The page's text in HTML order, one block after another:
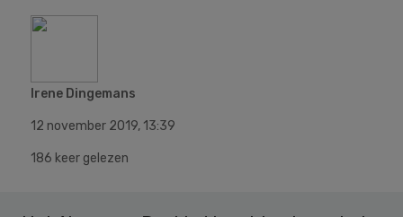
Irene Dingemans
12 november 2019, 13:39
186 keer gelezen